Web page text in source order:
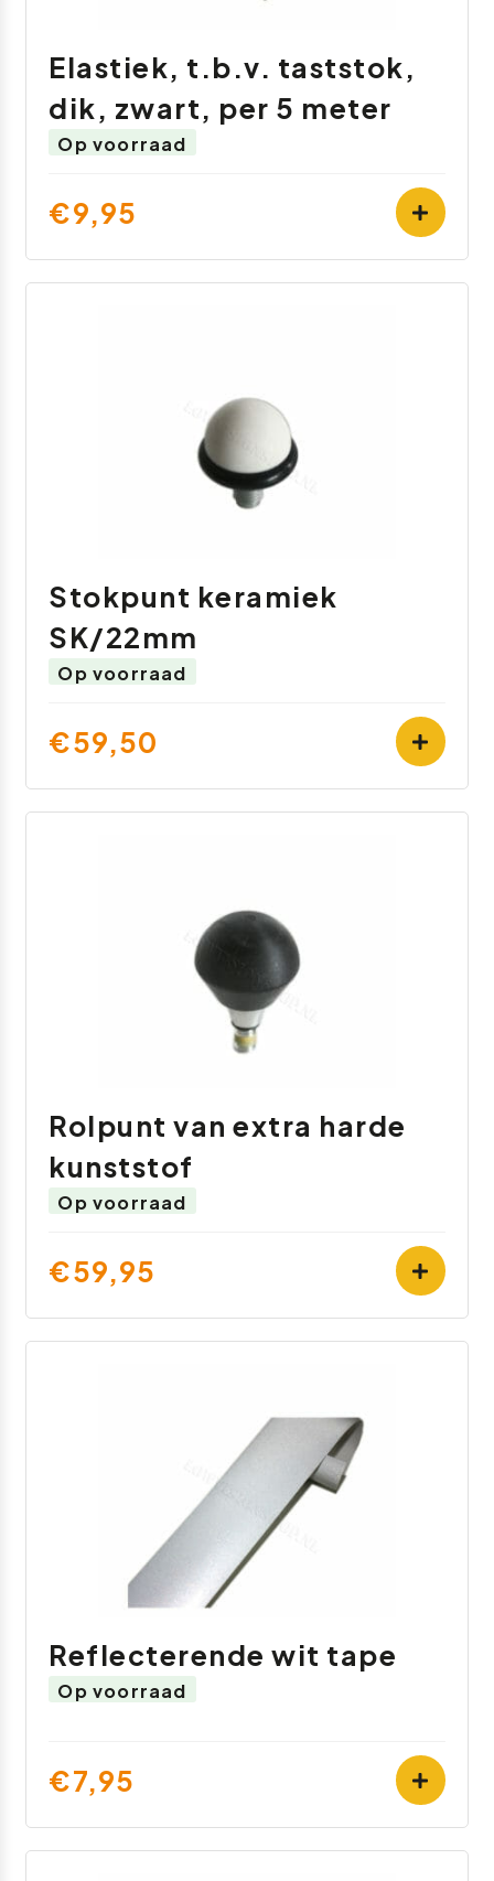
Elastiek, t.b.v. taststok,
dik, zwart, per 5 meter
Op voorraad
€9,95
Stokpunt keramiek
SK/22mm
Op voorraad
€59,50
Rolpunt van extra harde
kunststof
Op voorraad
€59,95
Reflecterende wit tape
Op voorraad
€7,95